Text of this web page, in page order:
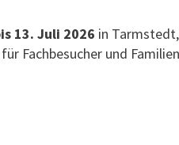
13. Juli 2026 in
Fachbesucher und